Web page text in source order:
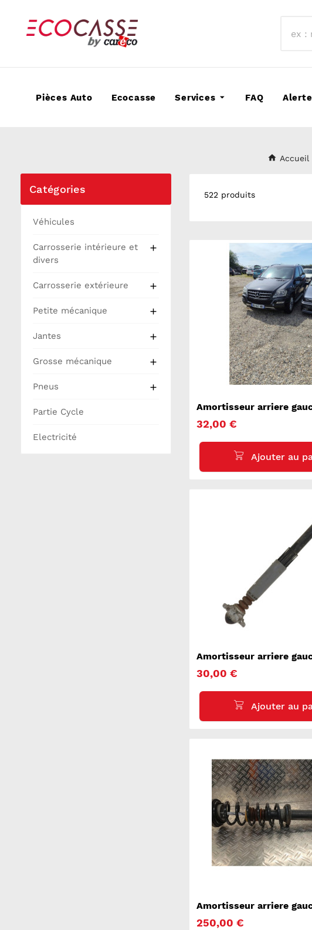
Pièces Auto Ecocasse Services FAQ
Accueil
Catégories
Véhicules
Carrosserie intérieure et
divers

Carrosserie extérieure 
Petite mécanique 
Jantes 
Grosse mécanique 
Pneus 
Partie Cycle
Electricité
522 produits
Amortisseur arriere
32,00 €
Amortisseur arriere
30,00 €
Amortisseur arriere
250,00 €